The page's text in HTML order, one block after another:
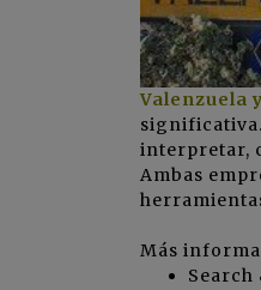
Valenzuela
interpretar,
Ambas
Más